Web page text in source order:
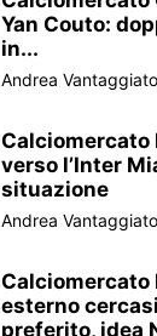
Yan Couto:
in...
Andrea Vantaggiato
Calciomercato
verso l’Inter
situazione
Andrea Vantaggiato
Calciomercato
esterno
preferito, idea